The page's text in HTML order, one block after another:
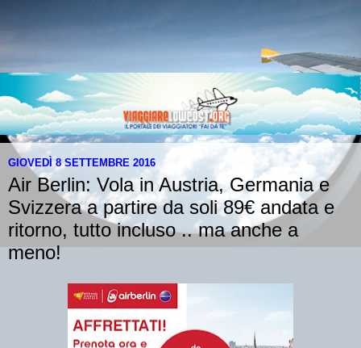
GIOVEDÌ 8 SETTEMBRE 2016
Air Berlin: Vola in Austria, Germania e
Svizzera a partire da soli 89€ andata e
ritorno, tutto incluso .. ma anche a
meno!